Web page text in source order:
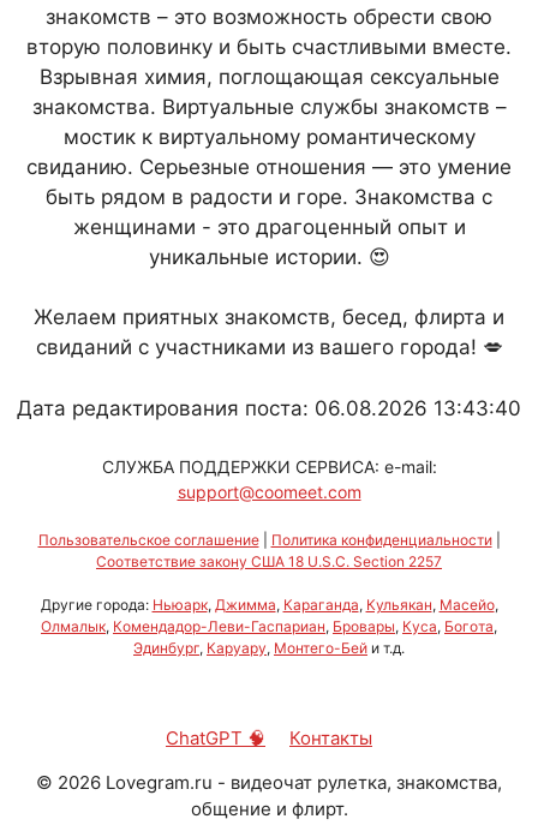
знакомств – это возможность обрести свою
вторую половинку и быть счастливыми вместе.
Взрывная химия, поглощающая сексуальные
знакомства. Виртуальные службы знакомств –
мостик к виртуальному романтическому
свиданию. Серьезные отношения — это умение
быть рядом в радости и горе. Знакомства с
женщинами - это драгоценный опыт и
уникальные истории. 😍
Желаем приятных знакомств, бесед, флирта и
свиданий с участниками из вашего города! 💋
Дата редактирования поста: 06.08.2026 13:43:40
СЛУЖБА ПОДДЕРЖКИ СЕРВИСА: e-mail:
support@coomeet.com
Пользовательское соглашение| Политика конфиденциальности|
Соответствие закону США 18 U.S.C. Section 2257
Другие города: Ньюарк, Джимма, Караганда, Кульякан, Масейо,
Олмалык, Комендадор-Леви-Гаспариан, Бровары, Куса, Богота,
Эдинбург, Каруару, Монтего-Бей и т.д.
ChatGPT 🧠
Контакты
© 2026 Lovegram.ru - видеочат рулетка, знакомства,
общение и флирт.